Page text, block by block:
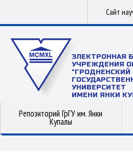
Сайт
ЭЛЕКТРОННАЯ
УЧРЕЖДЕНИЯ
"ГРОДНЕНСКИЙ
УНИВЕРСИТЕТ
ИМЕНИ ЯНКИ
Репозиторий ГрГУ им. Янки
Купалы